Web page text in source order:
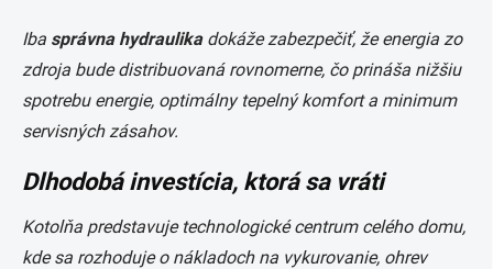
Iba správna hydraulikadokáže zabezpečiť, že energia zo
zdroja bude distribuovaná rovnomerne, čo prináša nižšiu
spotrebu energie, optimálny tepelný komfort a minimum
servisných zásahov.
Dlhodobá investícia, ktorá sa vráti
Kotolňa predstavuje technologické centrum celého domu,
kde sa rozhoduje o nákladoch na vykurovanie, ohrev